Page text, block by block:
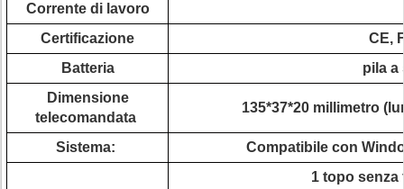
Corrente di lavoro
Certificazione
CE,
Batteria
pila a
Dimensione
telecomandata
135*37*20 millimetro
Sistema:
Compatibile con
1 topo senza